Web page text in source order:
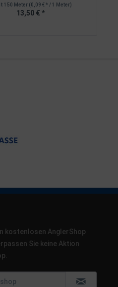
150 Meter (0,09 € * / 1 Meter)
13,50 € *
kostenlosen AnglerShop
Sie keine Aktion